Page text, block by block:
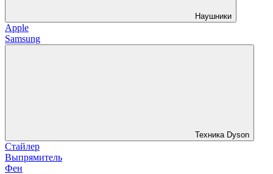
Наушники
Apple
Samsung
Техника Dyson
Стайлер
Выпрямитель
Фен